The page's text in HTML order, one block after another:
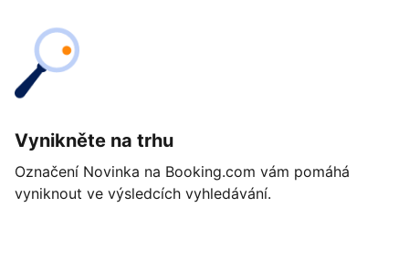
Vynikněte na trhu
Označení Novinka na Booking.com vám pomáhá
vyniknout ve výsledcích vyhledávání.